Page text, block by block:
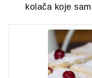
kolača koje